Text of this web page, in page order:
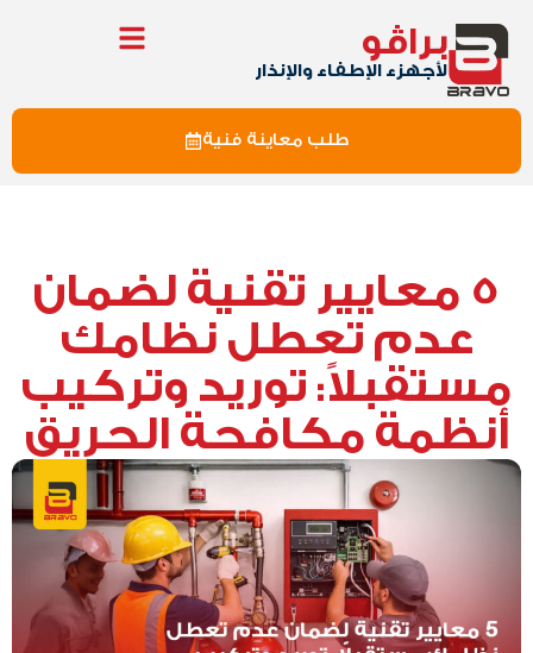
براڤو
لأجهزء الإطفاء والإنذار
طلب معاينة فنية
5 معايير تقنية لضمان
عدم تعطل نظامك
مستقبلاً: توريد وتركيب
أنظمة مكافحة الحريق